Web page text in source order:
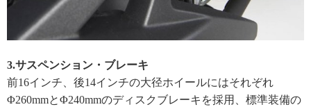
3.サスペンション・ブレーキ
前16インチ、後14インチの大径ホイールにはそれぞれ
Φ260mmとΦ240mmのディスクブレーキを採用、標準装備の